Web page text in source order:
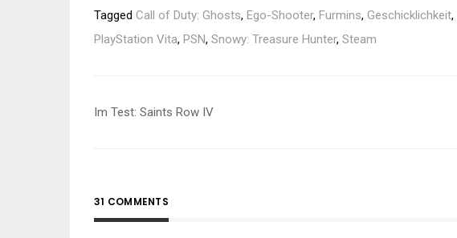
Tagged Call of Duty: Ghosts, Ego-Shooter, Furmins, Geschicklichkeit,
PlayStation Vita, PSN, Snowy: Treasure Hunter, Steam
Beitragsnavigation
Im Test: Saints Row IV
31 COMMENTS